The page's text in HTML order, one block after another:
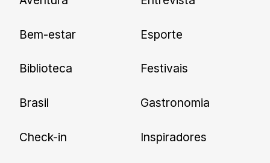
nossas novidades.
Bem-estar
Biblioteca
Brasil
Check-in
Esporte
Festivais
Gastronomia
Inspiradores